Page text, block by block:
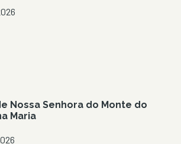
Nossa Senhora do Monte do
Maria